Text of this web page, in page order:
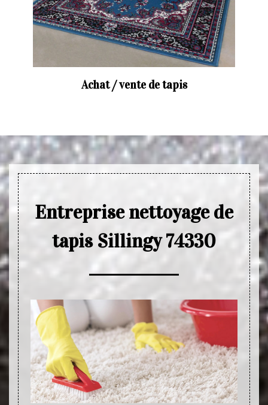
Achat / vente de tapis
Entreprise nettoyage de
tapis Sillingy 74330